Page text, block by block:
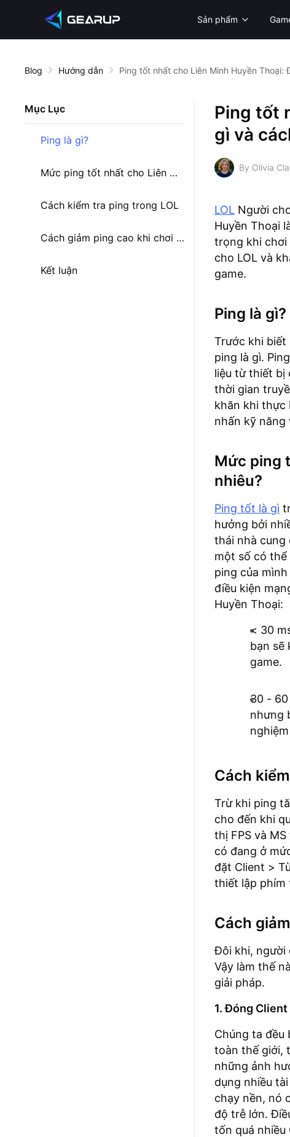
Sản phẩm
Blog Hướng dẫn Ping tốt nhất cho Liên Minh Huyền
Mục Lục
Ping là gì?
Mức ping tốt nhất cho Liên Minh Huyền Thoại là bao nhiêu?
Cách kiểm tra ping trong LOL
Cách giảm ping cao khi chơi Liên Minh Huyền Thoại
Kết luận
Ping tốt
gì và
By Olivia
LOL Người
Huyền Thoại
trọng khi chơi
cho LOL và
game.
Ping là gì?
Trước khi biết
ping là gì.
liệu từ thiết bị
thời gian
khăn khi thực
nhấn kỹ năng
Mức ping
nhiêu?
Ping tốt là gì
hưởng bởi
thái nhà cung
một số có thể
ping của
điều kiện
Huyền Thoại:
< 30
bạn sẽ
game.
30 - 60
nhưng
Cách
Trừ khi ping
cho đến khi
thị FPS và
có đang ở
đặt Client >
thiết lập phím
Cách
Đôi khi, người
Vậy làm thế
giải pháp.
1. Đóng
Chúng ta đều
toàn thế giới,
những ảnh
dụng nhiều
chạy nền, nó
độ trễ lớn.
tốn quá nhiều